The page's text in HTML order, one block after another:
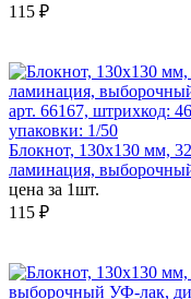
115 ₽
арт. 66167, штрихкод:
упаковки: 1/50
Блокнот, 130х130 мм,
ламинация,
цена за 1шт.
115 ₽